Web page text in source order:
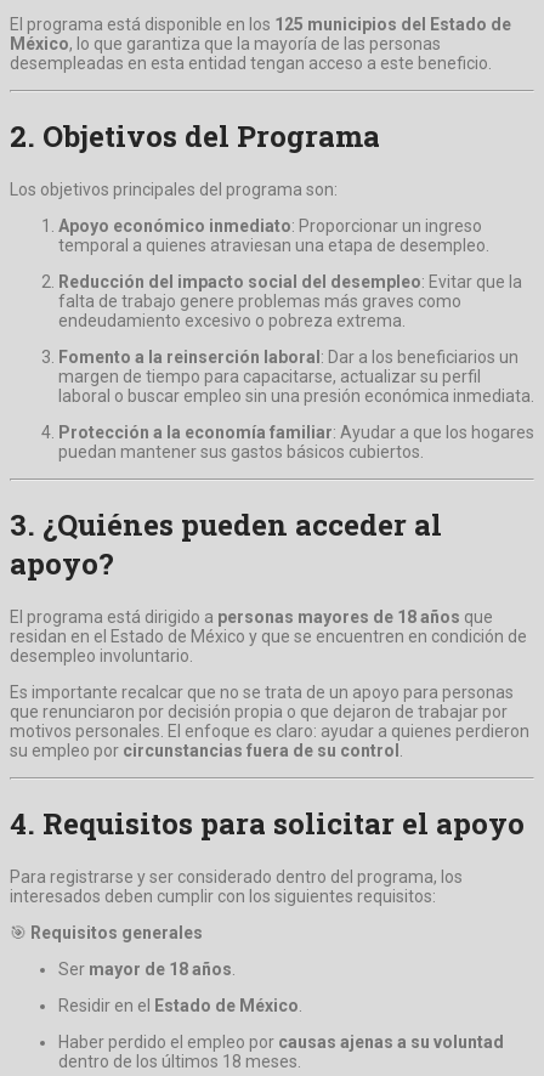
El programa está disponible en los 125 municipios del Estado de
México, lo que garantiza que la mayoría de las personas
desempleadas en esta entidad tengan acceso a este beneficio.
2. Objetivos del Programa
Los objetivos principales del programa son:
Apoyo económico inmediato: Proporcionar un ingreso
temporal a quienes atraviesan una etapa de desempleo.
Reducción del impacto social del desempleo: Evitar que la
falta de trabajo genere problemas más graves como
endeudamiento excesivo o pobreza extrema.
Fomento a la reinserción laboral : Dar a los beneficiarios un
margen de tiempo para capacitarse, actualizar su perfil
laboral o buscar empleo sin una presión económica inmediata.
Protección a la economía familiar: Ayudar a que los hogares
puedan mantener sus gastos básicos cubiertos.
3. ¿Quiénes pueden acceder al
apoyo?
El programa está dirigido a personas mayores de 18 años que
residan en el Estado de México y que se encuentren en condición de
desempleo involuntario.
Es importante recalcar que no se trata de un apoyo para personas
que renunciaron por decisión propia o que dejaron de trabajar por
motivos personales. El enfoque es claro: ayudar a quienes perdieron
su empleo por circunstancias fuera de su control
4. Requisitos para solicitar el apoyo
Para registrarse y ser considerado dentro del programa, los
interesados deben cumplir con los siguientes requisitos:
🎯 Requisitos generales
Ser mayor de 18 años
Residir en el
Estado de México
Haber perdido el empleo por causas ajenas a su voluntad
dentro de los últimos 18 meses.